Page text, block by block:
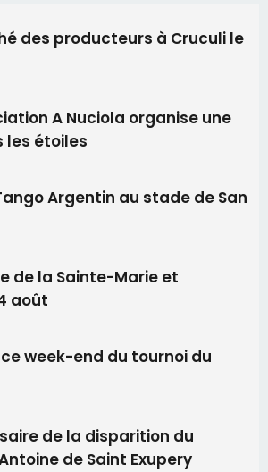
des producteurs à Cruculi le
A Nuciola organise une
les étoiles
Argentin au stade de San
de la Sainte-Marie et
août
week-end du tournoi du
de la disparition du
de Saint Exupery